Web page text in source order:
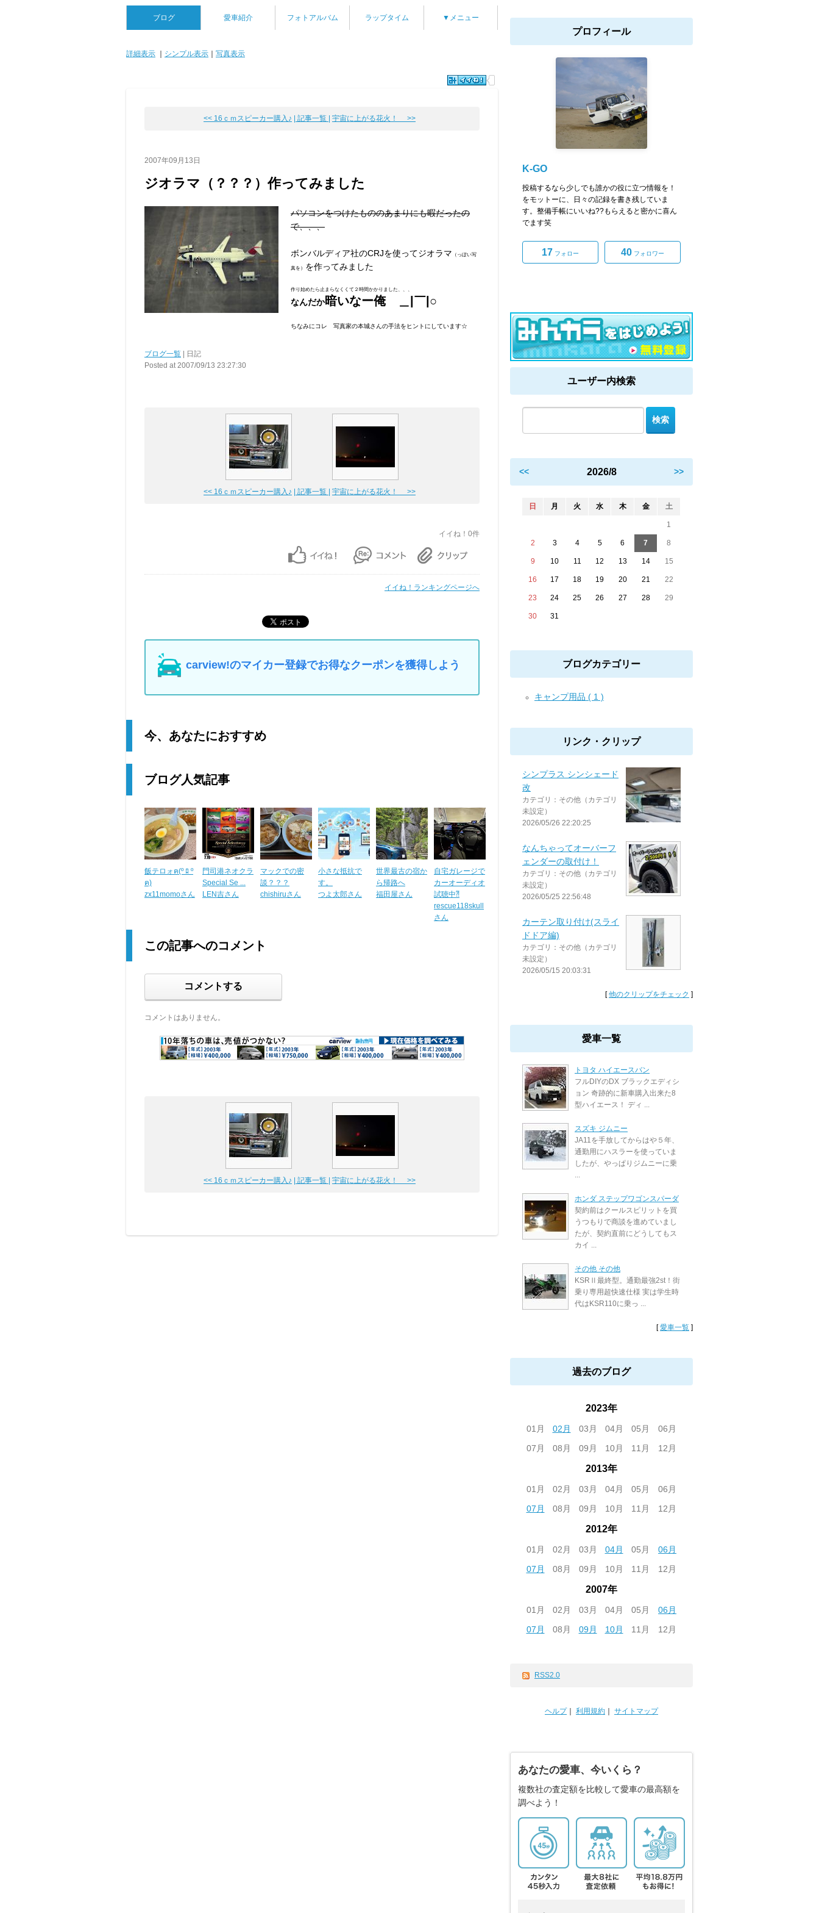
ブログ 愛車紹介 フォトアルバム ラップタイム ▼メニュー
詳細表示 シンプル表示 写真表示
<< 16ｃｍスピーカー購入♪ | 記事一覧 | 宇宙に上がる花火！ >>
2007年09月13日
ジオラマ（？？？）作ってみました
パソコンをつけたもののあまりにも暇だったの
で、、、
ボンバルディア社のCRJを使ってジオラマ （っぽい写
真を） を作ってみました
作り始めたら止まらなくくて２時間かかりました、、、
なんだか暗いなー俺 ＿|￣|○
ちなみにコレ 写真家の本城さんの手法をヒントにしています☆
ブログ一覧 | 日記
Posted at 2007/09/13 23:27:30
<< 16ｃｍスピーカー購入♪ | 記事一覧 | 宇宙に上がる花火！ >>
イイね！0件
イイね！ランキングページへ
carview!のマイカー登録でお得なクーポンを獲得しよう
今、あなたにおすすめ
ブログ人気記事
飯テロォฅ(º ﾛ º
ฅ)
zx11momoさん
門司港ネオクラ
Special Se ...
LEN吉さん
マックでの密
談？？？
chishiruさん
小さな抵抗で
す。
つよ太郎さん
世界最古の宿か
ら帰路へ
福田屋さん
自宅ガレージで
カーオーディオ
試聴中⁈
rescue118skull
さん
この記事へのコメント
コメントする
コメントはありません。
<< 16ｃｍスピーカー購入♪ | 記事一覧 | 宇宙に上がる花火！ >>
プロフィール
K-GO
投稿するなら少しでも誰かの役に立つ情報を！
をモットーに、日々の記録を書き残していま
す。整備手帳にいいね??もらえると密かに喜ん
でます笑
17 フォロー 40 フォロワー
ユーザー内検索
<< 2026/8 >>
日 月 火 水 木 金 土
1
2 3 4 5 6 7 8
9 10 11 12 13 14 15
16 17 18 19 20 21 22
23 24 25 26 27 28 29
30 31
ブログカテゴリー
キャンプ用品 ( 1 )
リンク・クリップ
シンプラス シンシェード
改
カテゴリ：その他（カテゴリ
未設定）
2026/05/26 22:20:25
なんちゃってオーバーフ
ェンダーの取付け！
カテゴリ：その他（カテゴリ
未設定）
2026/05/25 22:56:48
カーテン取り付け(スライ
ドドア編)
カテゴリ：その他（カテゴリ
未設定）
2026/05/15 20:03:31
[他のクリップをチェック ]
愛車一覧
トヨタ ハイエースバン
フルDIYのDX ブラックエディシ
ョン 奇跡的に新車購入出来た8
型ハイエース！ ディ ...
スズキ ジムニー
JA11を手放してからはや５年、
通勤用にハスラーを使っていま
したが、やっぱりジムニーに乗
...
ホンダ ステップワゴンスパーダ
契約前はクールスピリットを買
うつもりで商談を進めていまし
たが、契約直前にどうしてもス
カイ ...
その他 その他
KSRⅡ最終型。通勤最強2st！街
乗り専用超快速仕様 実は学生時
代はKSR110に乗っ ...
[愛車一覧 ]
過去のブログ
2023年
01月 02月 03月 04月 05月
06月
07月
08月 09月 10月 11月 12月
2013年
01月 02月 03月 04月 05月
06月
07月
08月 09月 10月 11月 12月
2012年
01月 02月 03月 04月 05月
06月
07月
08月 09月 10月 11月 12月
2007年
01月 02月 03月 04月 05月
06月
07月
08月 09月 10月 11月 12月
RSS2.0
ヘルプ｜ 利用規約 サイトマップ
あなたの愛車、今いくら？
複数社の査定額を比較して愛車の最高額を
調べよう！